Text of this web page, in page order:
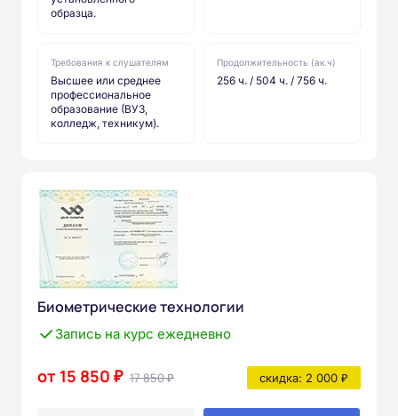
образца.
Требования к слушателям
Высшее или среднее
профессиональное
образование (ВУЗ,
колледж, техникум).
Продолжительность (ак.ч)
256 ч. / 504 ч. / 756 ч.
Биометрические технологии
Запись на курс ежедневно
от 15 850 ₽ 17 850 ₽ скидка: 2 000 ₽